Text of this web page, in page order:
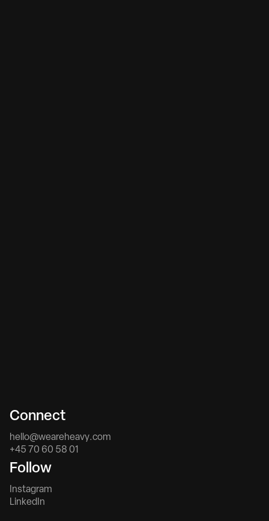
Connect
hello@weareheavy.com
+4570 60 5801
Follow
Instagram
LinkedIn